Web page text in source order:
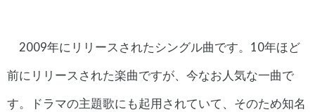
2009年にリリースされたシングル曲です。10年ほど
前にリリースされた楽曲ですが、今なお人気な一曲で
す。ドラマの主題歌にも起用されていて、そのため知名